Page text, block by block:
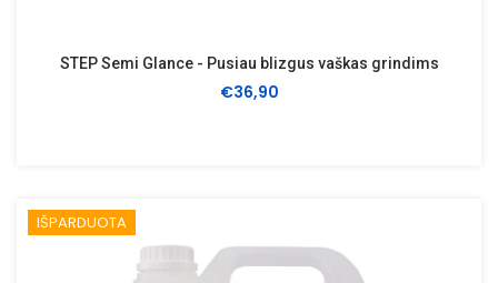
STEP Semi Glance - Pusiau blizgus vaškas grindims
€36,90
IŠPARDUOTA